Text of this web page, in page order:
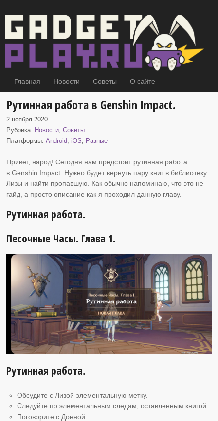
Главная Новости Советы О сайте
Рутинная работа в Genshin Impact.
2 ноября 2020
Рубрика: Новости,Советы
Платформы:Android, iOS, Разные
Привет, народ! Сегодня нам предстоит рутинная работа
в Genshin Impact. Нужно будет вернуть пару книг в библиотеку
Лизы и найти пропавшую. Как обычно напоминаю, что это не
гайд, а просто описание как я проходил данную главу.
Рутинная работа.
Песочные Часы. Глава 1.
Рутинная работа.
Обсудите с Лизой элементальную метку.
Следуйте по элементальным следам, оставленным книгой.
Поговорите с Донной.